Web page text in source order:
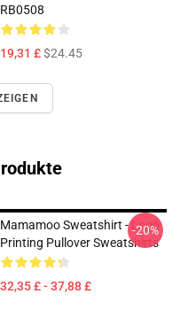
RB0508
19,31 £$24.45
Mamamoo Sweatshirt - Logo
Printing Pullover Sweatshirts
32,35 £ - 37,88 £
-20%